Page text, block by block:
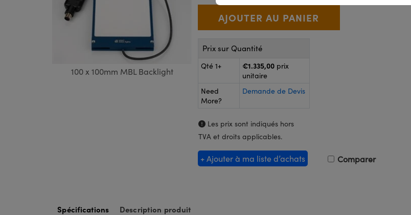
100 x 100mm MBL Backlight
Prix sur Quantité
Qté 1+ €1.335,00 prix
unitaire
Need
More?
Demande de Devis
Les prix sont indiqués hors
TVA et droits applicables.
+ Ajouter à ma liste d’achats Comparer
Spécifications Description produit